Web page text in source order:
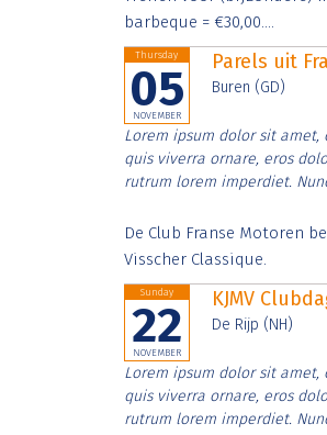
barbeque = €30,00....
Thursday
05
NOVEMBER
Parels uit
Buren (GD)
Lorem ipsum dolor sit amet,
quis viverra ornare, eros
rutrum lorem imperdiet.
De Club Franse Motoren
Visscher Classique.
Sunday
22
NOVEMBER
KJMV
De Rijp (NH)
Lorem ipsum dolor sit amet,
quis viverra ornare, eros
rutrum lorem imperdiet.